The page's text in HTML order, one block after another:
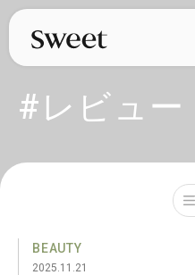
#レビュー
BEAUTY
2025.11.21